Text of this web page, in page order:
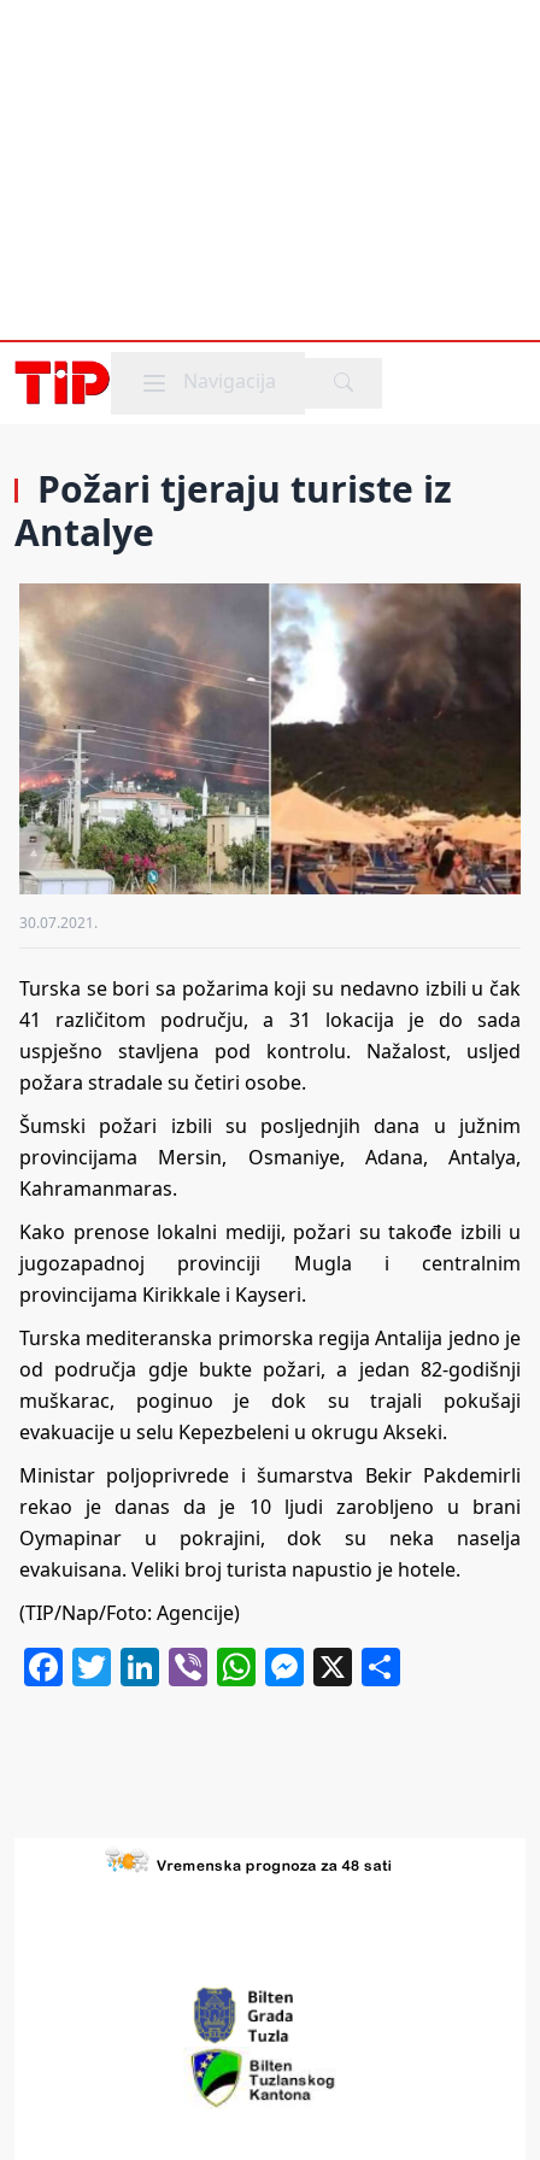
Mobile menu
Navigacija
Požari tjeraju turiste iz
Antalye
30.07.2021.
Turska se bori sa požarima koji su nedavno izbili u čak
41 različitom području, a 31 lokacija je do sada
uspješno stavljena pod kontrolu. Nažalost, usljed
požara stradale su četiri osobe.
Šumski požari izbili su posljednjih dana u južnim
provincijama Mersin, Osmaniye, Adana, Antalya,
Kahramanmaras.
Kako prenose lokalni mediji, požari su takođe izbili u
jugozapadnoj provinciji Mugla i centralnim
provincijama Kirikkale i Kayseri.
Turska mediteranska primorska regija Antalija jedno je
od područja gdje bukte požari, a jedan 82-godišnji
muškarac, poginuo je dok su trajali pokušaji
evakuacije u selu Kepezbeleni u okrugu Akseki.
Ministar poljoprivrede i šumarstva Bekir Pakdemirli
rekao je danas da je 10 ljudi zarobljeno u brani
Oymapinar u pokrajini, dok su neka naselja
evakuisana. Veliki broj turista napustio je hotele.
(TIP/Nap/Foto: Agencije)
Facebook
Twitter
LinkedIn
ViberWhatsApp
Messenger
X